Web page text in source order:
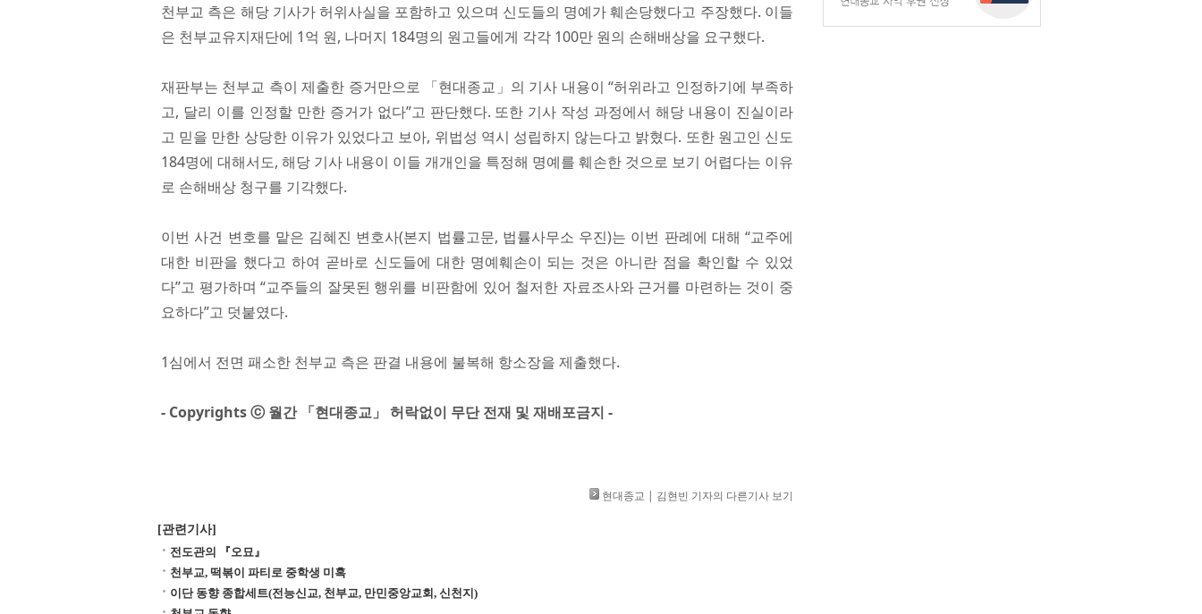
천부교 측은 해당 기사가 허위사실을 포함하고 있으며 신도들의 명예가 훼손당했다고 주장했다. 이들
은 천부교유지재단에 1억 원, 나머지 184명의 원고들에게 각각 100만 원의 손해배상을 요구했다.
재판부는 천부교 측이 제출한 증거만으로 「현대종교」의 기사 내용이 “허위라고 인정하기에 부족하
고, 달리 이를 인정할 만한 증거가 없다”고 판단했다. 또한 기사 작성 과정에서 해당 내용이 진실이라
고 믿을 만한 상당한 이유가 있었다고 보아, 위법성 역시 성립하지 않는다고 밝혔다. 또한 원고인 신도
184명에 대해서도, 해당 기사 내용이 이들 개개인을 특정해 명예를 훼손한 것으로 보기 어렵다는 이유
로 손해배상 청구를 기각했다.
이번 사건 변호를 맡은 김혜진 변호사(본지 법률고문, 법률사무소 우진)는 이번 판례에 대해 “교주에
대한 비판을 했다고 하여 곧바로 신도들에 대한 명예훼손이 되는 것은 아니란 점을 확인할 수 있었
다”고 평가하며 “교주들의 잘못된 행위를 비판함에 있어 철저한 자료조사와 근거를 마련하는 것이 중
요하다”고 덧붙였다.
1심에서 전면 패소한 천부교 측은 판결 내용에 불복해 항소장을 제출했다.​
- Copyrights ⓒ 월간 「현대종교」 허락없이 무단 전재 및 재배포금지 -
현대종교 | 김현빈 기자의 다른기사 보기
[관련기사]
전도관의 『오묘』
천부교, 떡볶이 파티로 중학생 미혹
이단 동향 종합세트(전능신교, 천부교, 만민중앙교회, 신천지)